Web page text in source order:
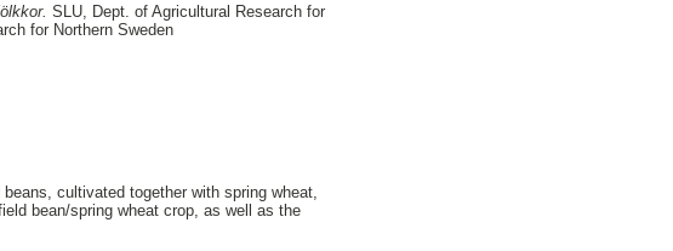
SLU, Dept. of Agricultural Research for
for Northern Sweden
cultivated together with spring wheat,
bean/spring wheat crop, as well as the